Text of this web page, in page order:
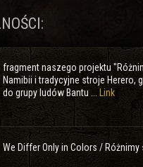
fragment naszego projektu
Namibii i tradycyjne stroje Herero,
do grupy ludów Bantu ...
Link
We Differ Only in Colors /